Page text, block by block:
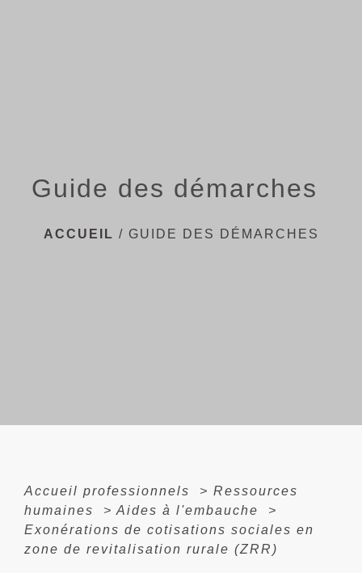
Guide des démarches
ACCUEIL / GUIDE DES DÉMARCHES
Accueil professionnels > Ressources
humaines
> Aides à l'embauche
>
Exonérations de cotisations sociales en
zone de revitalisation rurale (ZRR)